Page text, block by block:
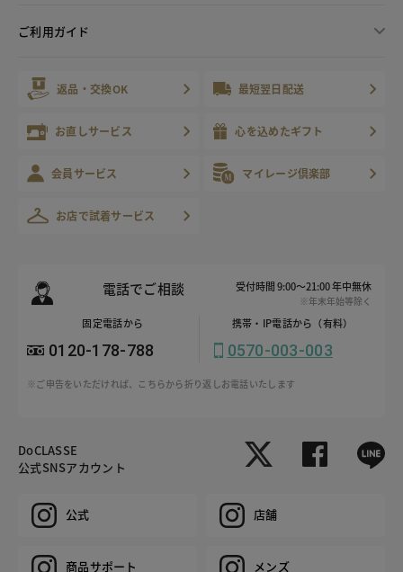
ご利用ガイド
返品・交換OK 最短翌日配送
お直しサービス 心を込めたギフト
会員サービス マイレージ倶楽部
お店で試着サービス
電話でご相談 受付時間 9:00～21:00 年中無休
※年末年始等除く
固定電話から
0120-178-788
携帯・IP電話から（有料）
0570-003-003
※ご申告をいただければ、こちらから折り返しお電話いたします
DoCLASSE
公式SNSアカウント
公式 店舗
商品サポート メンズ